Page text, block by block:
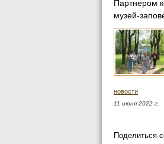
Партнером
музей-
новости
11 июня 2022 г.
Поделиться